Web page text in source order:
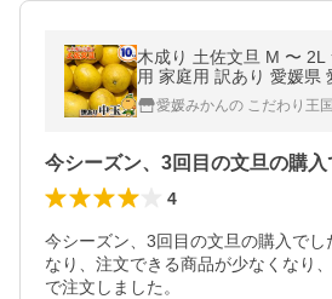
木成り 土佐文旦 M 〜
用 家庭用 訳あり 愛媛県
王様 とさぶんたん 箱買い
愛媛みかんの こだわり王国
4
今シーズン、3回目の文旦の購入でし
なり、注文できる商品が少なくなり
で注文しました。